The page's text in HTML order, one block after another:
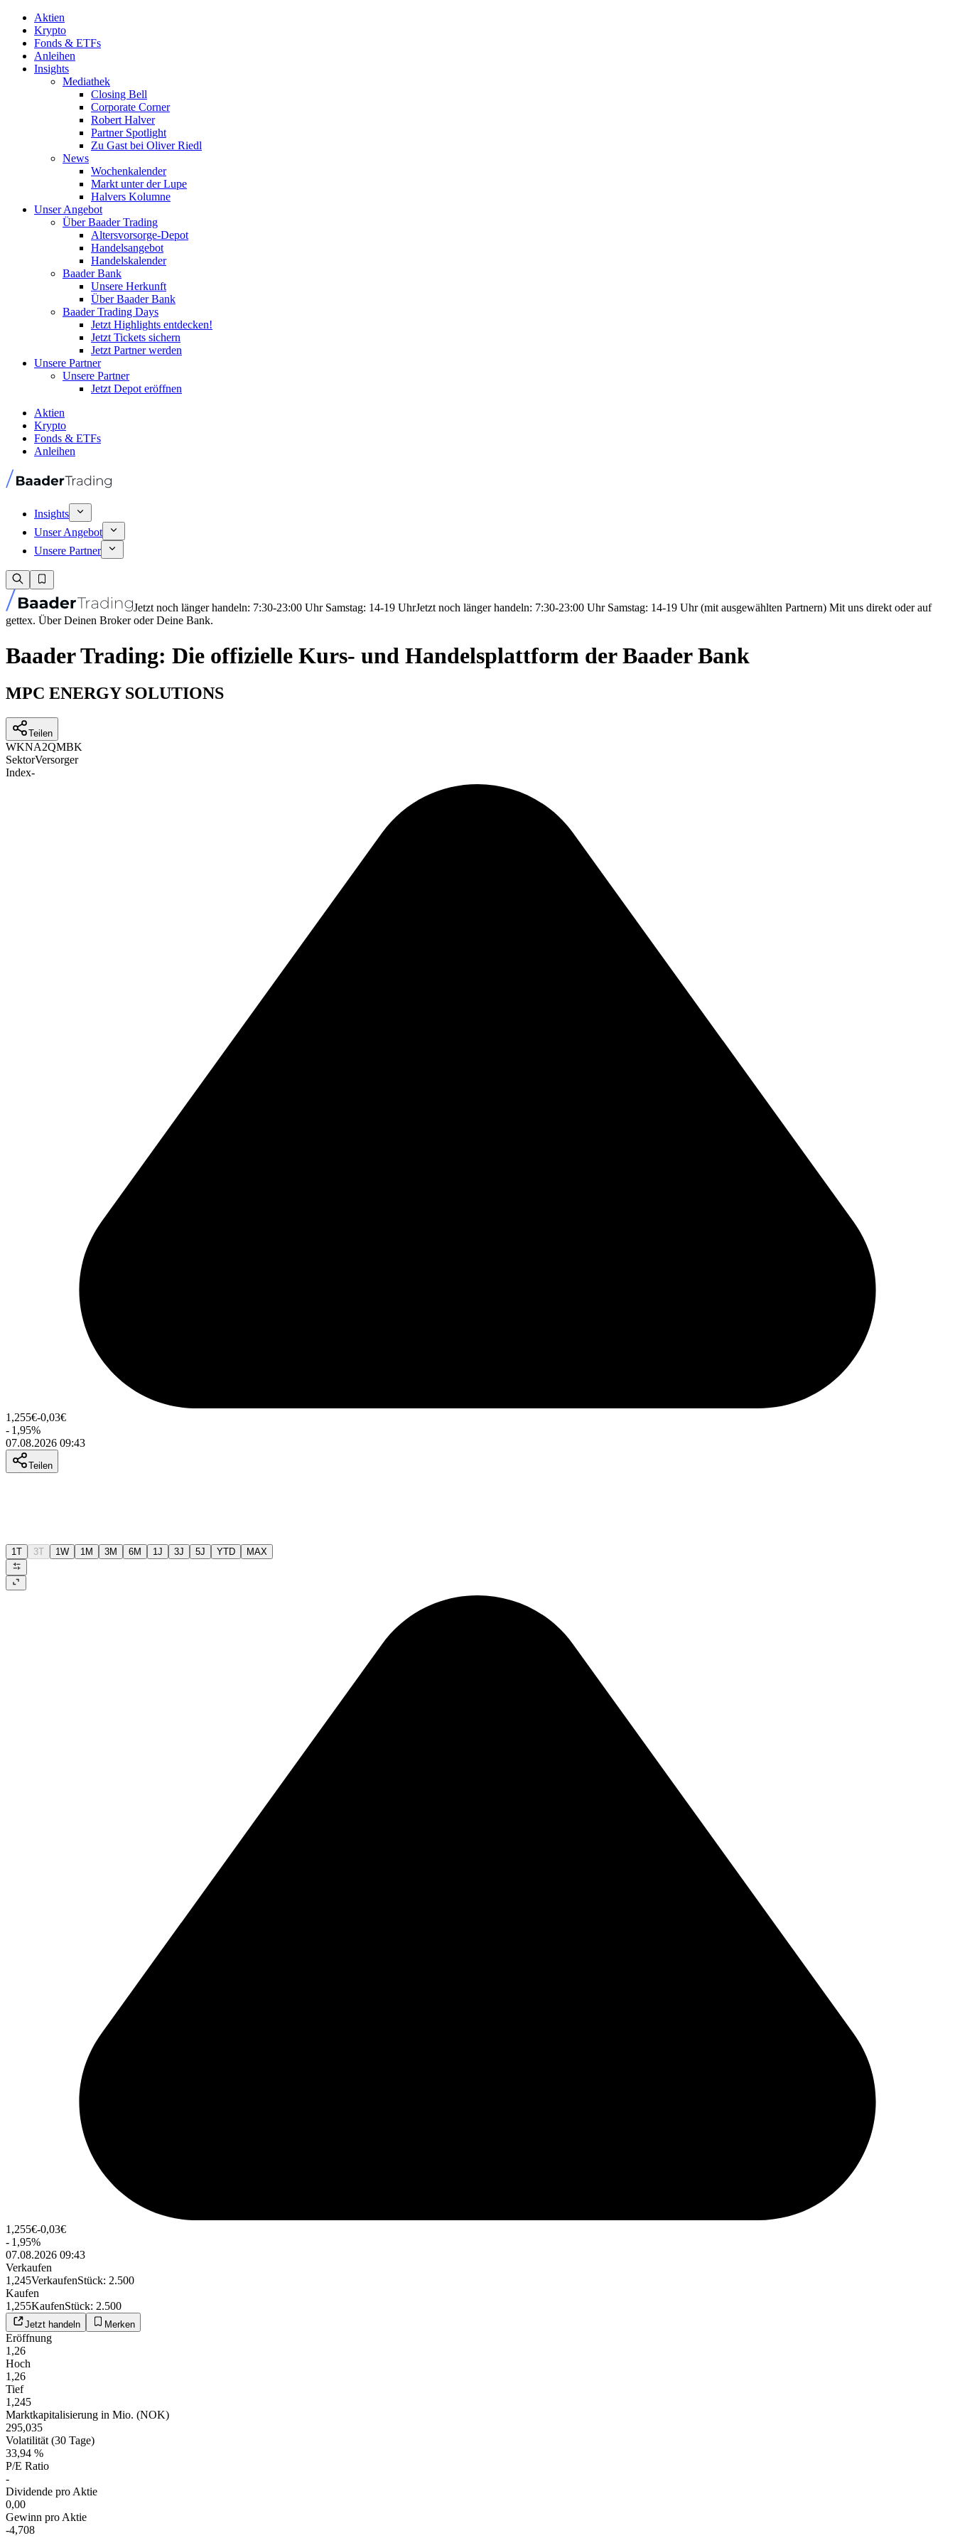
Aktien
Krypto
Fonds & ETFs
Anleihen
Insights
Mediathek
Closing Bell
Corporate Corner
Robert Halver
Partner Spotlight
Zu Gast bei Oliver Riedl
News
Wochenkalender
Markt unter der Lupe
Halvers Kolumne
Unser Angebot
Über Baader Trading
Altersvorsorge-Depot
Handelsangebot
Handelskalender
Baader Bank
Unsere Herkunft
Über Baader Bank
Baader Trading Days
Jetzt Highlights entdecken!
Jetzt Tickets sichern
Jetzt Partner werden
Unsere Partner
Unsere Partner
Jetzt Depot eröffnen
Aktien
Krypto
Fonds & ETFs
Anleihen
Insights
Unser Angebot
Unsere Partner
Jetzt noch länger handeln: 7:30-23:00 Uhr Samstag: 14-19 UhrJetzt noch länger handeln: 7:30-23:00 Uhr Samstag: 14-19 Uhr (mit ausgewählten Partnern) Mit uns direkt oder auf
gettex. Über Deinen Broker oder Deine Bank.
Baader Trading: Die offizielle Kurs- und Handelsplattform der Baader Bank
MPC ENERGY SOLUTIONS
Teilen
WKNA2QMBK
SektorVersorger
Index-
1,255€-0,03€
- 1,95%
07.08.2026 09:43
Teilen
1T 3T 1W 1M 3M 6M 1J 3J 5J YTD MAX
1,255€-0,03€
- 1,95%
07.08.2026 09:43
Verkaufen
1,245VerkaufenStück: 2.500
Kaufen
1,255KaufenStück: 2.500
Jetzt handeln Merken
Eröffnung
1,26
Hoch
1,26
Tief
1,245
Marktkapitalisierung in Mio. (NOK)
295,035
Volatilität (30 Tage)
33,94 %
P/E Ratio
-
Dividende pro Aktie
0,00
Gewinn pro Aktie
-4,708